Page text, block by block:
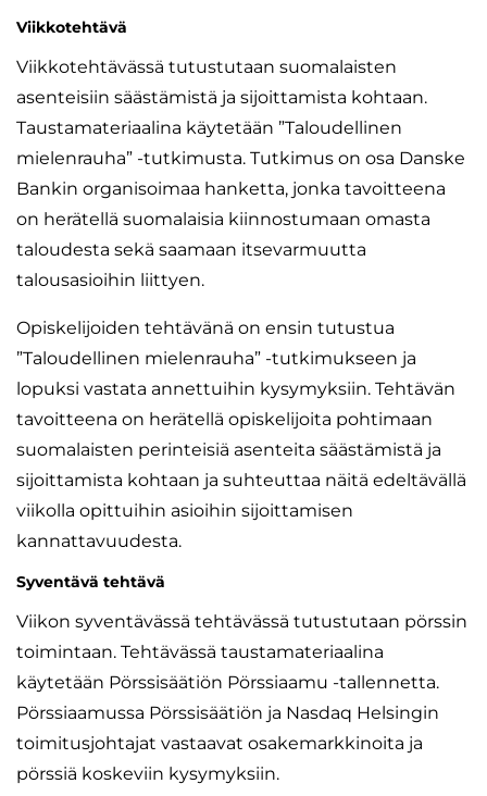
Viikkotehtävä
Viikkotehtävässä tutustutaan suomalaisten
asenteisiin säästämistä ja sijoittamista kohtaan.
Taustamateriaalina käytetään ”Taloudellinen
mielenrauha” -tutkimusta. Tutkimus on osa Danske
Bankin organisoimaa hanketta, jonka tavoitteena
on herätellä suomalaisia kiinnostumaan omasta
taloudesta sekä saamaan itsevarmuutta
talousasioihin liittyen.
Opiskelijoiden tehtävänä on ensin tutustua
”Taloudellinen mielenrauha” -tutkimukseen ja
lopuksi vastata annettuihin kysymyksiin. Tehtävän
tavoitteena on herätellä opiskelijoita pohtimaan
suomalaisten perinteisiä asenteita säästämistä ja
sijoittamista kohtaan ja suhteuttaa näitä edeltävällä
viikolla opittuihin asioihin sijoittamisen
kannattavuudesta.
Syventävä tehtävä
Viikon syventävässä tehtävässä tutustutaan pörssin
toimintaan. Tehtävässä taustamateriaalina
käytetään Pörssisäätiön Pörssiaamu -tallennetta.
Pörssiaamussa Pörssisäätiön ja Nasdaq Helsingin
toimitusjohtajat vastaavat osakemarkkinoita ja
pörssiä koskeviin kysymyksiin.